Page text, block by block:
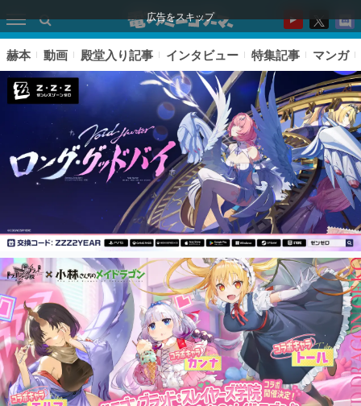
広告をスキップ
ピックアップ
電ファミのいま読まれている記事ランキング
アプリセール情報
インタビュー
赫本 動画 殿堂入り記事 インタビュー 特集記事 マンガ